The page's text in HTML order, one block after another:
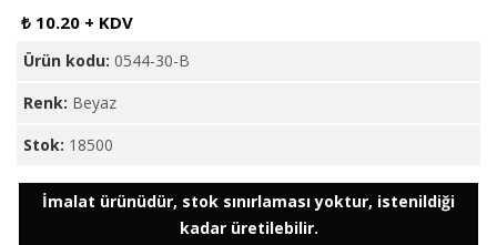
₺ 10.20 + KDV
Ürün kodu: 0544-30-B
Renk: Beyaz
Stok: 18500
İmalat ürünüdür, stok sınırlaması yoktur, istenildiği
kadar üretilebilir.